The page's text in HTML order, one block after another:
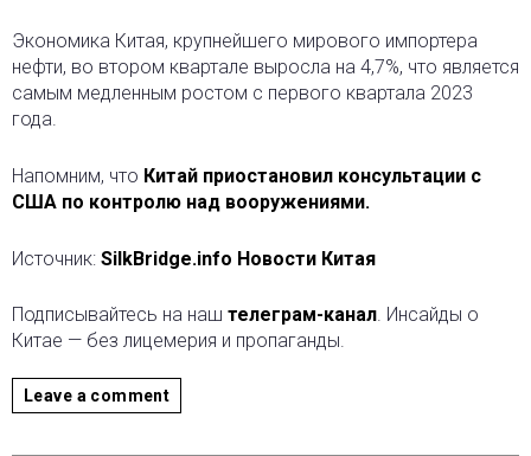
Экономика Китая, крупнейшего мирового импортера
нефти, во втором квартале выросла на 4,7%, что является
самым медленным ростом с первого квартала 2023
года.
Напомним, что Китай приостановил консультации с
США по контролю над вооружениями.
Источник: SilkBridge.info Новости Китая
Подписывайтесь на наш телеграм-канал. Инсайды о
Китае — без лицемерия и пропаганды.
Leave a comment